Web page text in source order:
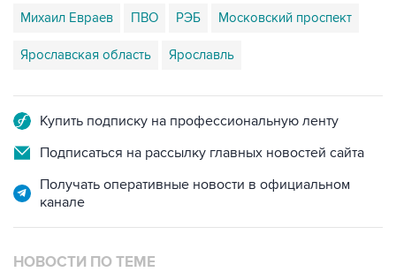
Михаил Евраев ПВО РЭБ Московский проспект
Ярославская область Ярославль
Купить подписку на профессиональную ленту
Подписаться на рассылку главных новостей сайта
Получать оперативные новости в официальном
канале
НОВОСТИ ПО ТЕМЕ